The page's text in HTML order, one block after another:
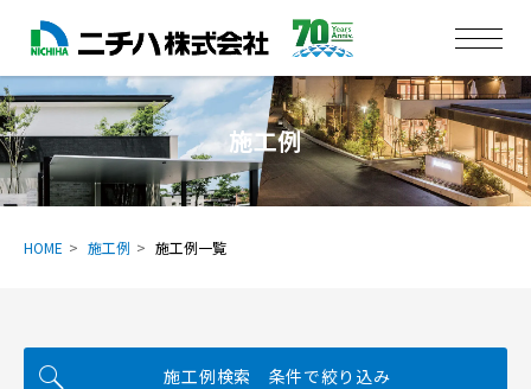
施工例
HOME 施工例 施工例一覧
施工例検索 条件で絞り込み